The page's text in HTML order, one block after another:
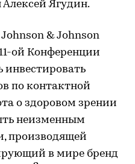
Ягудин.
& Johnson
ой Конференции
по контактной
о здоровом зрении
неизменным
производящей
в мире бренд